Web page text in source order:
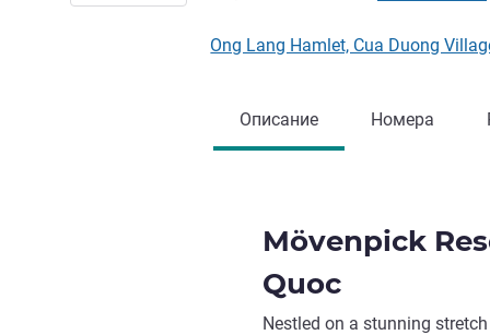
Ong Lang Hamlet, Cua Duong
Описание Номера
Mövenpick
Quoc
Nestled on a stunning